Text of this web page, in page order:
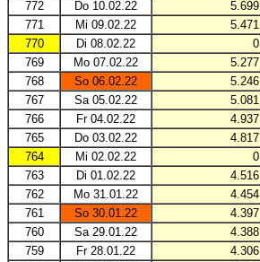
772
Do 10.02.22 5.699
771
Mi 09.02.22 5.471
770
Di 08.02.22 0
769
Mo 07.02.22 5.277
768
So 06.02.22 5.246
767
Sa 05.02.22 5.081
766
Fr 04.02.22 4.937
765
Do 03.02.22 4.817
764
Mi 02.02.22 0
763
Di 01.02.22 4.516
762
Mo 31.01.22 4.454
761
So 30.01.22 4.397
760
Sa 29.01.22 4.388
759
Fr 28.01.22 4.306